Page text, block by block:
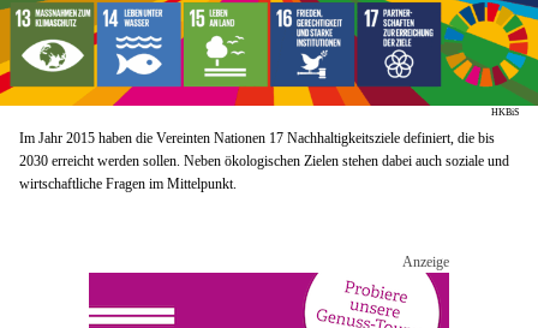
HKBiS
Im Jahr 2015 haben die Vereinten Nationen 17 Nachhaltigkeitsziele definiert, die bis
2030 erreicht werden sollen. Neben ökologischen Zielen stehen dabei auch soziale und
wirtschaftliche Fragen im Mittelpunkt.